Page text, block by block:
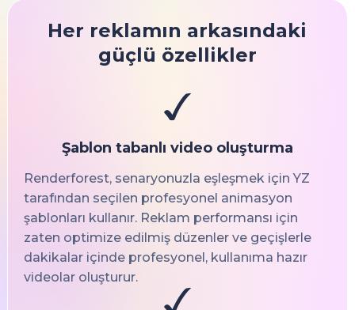
Her reklamın arkasındaki
güçlü özellikler
Şablon tabanlı video oluşturma
Renderforest, senaryonuzla eşleşmek için YZ
tarafından seçilen profesyonel animasyon
şablonları kullanır. Reklam performansı için
zaten optimize edilmiş düzenler ve geçişlerle
dakikalar içinde profesyonel, kullanıma hazır
videolar oluşturur.